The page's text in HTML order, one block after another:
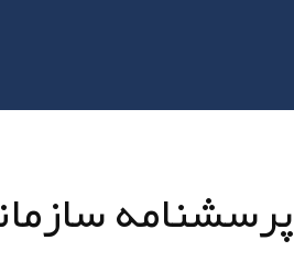
پرسشنامه سازمانی